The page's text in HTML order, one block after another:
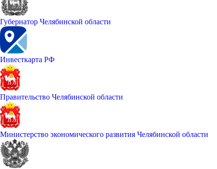
Губернатор Челябинской области
Инвесткарта РФ
Правительство Челябинской области
Министерство экономического развития Челябинской области